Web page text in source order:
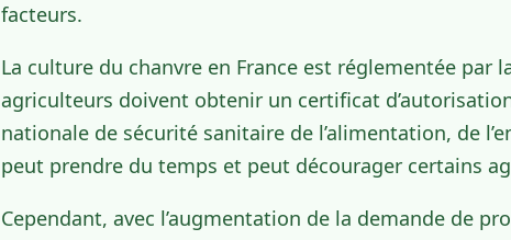
facteurs.
La culture du chanvre en France est réglementée
agriculteurs doivent obtenir un certificat
nationale de sécurité sanitaire de l’alimentation, de
peut prendre du temps et peut décourager certains
Cependant, avec l’augmentation de la demande de